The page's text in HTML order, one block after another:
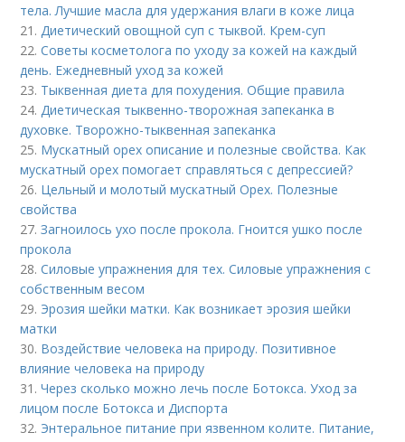
тела. Лучшие масла для удержания влаги в коже лица
21.Диетический овощной суп с тыквой. Крем-суп
22.Советы косметолога по уходу за кожей на каждый
день. Ежедневный уход за кожей
23. Тыквенная диета для похудения. Общие правила
24.Диетическая тыквенно-творожная запеканка в
духовке. Творожно-тыквенная запеканка
25. Мускатный орех описание и полезные свойства. Как
мускатный орех помогает справляться с депрессией?
26. Цельный и молотый мускатный Орех. Полезные
свойства
27.Загноилось ухо после прокола. Гноится ушко после
прокола
28.Силовые упражнения для тех. Силовые упражнения с
собственным весом
29. Эрозия шейки матки. Как возникает эрозия шейки
матки
30. Воздействие человека на природу. Позитивное
влияние человека на природу
31.Через сколько можно лечь после Ботокса. Уход за
лицом после Ботокса и Диспорта
32. Энтеральное питание при язвенном колите. Питание,